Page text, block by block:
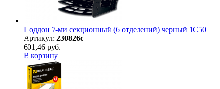
Поддон 7-ми секционный (6 отделений) черный 1С50
Артикул: 230826с
601,46 руб.
В корзину